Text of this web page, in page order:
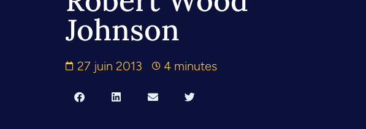
Johnson
27 juin 2013 4 minutes